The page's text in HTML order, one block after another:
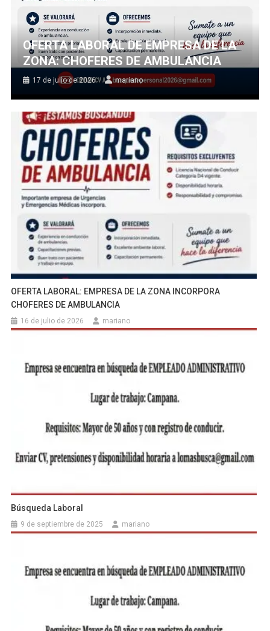
OFERTA LABORAL DE EMPRESA DE LA
ZONA: CHOFERES DE AMBULANCIA
17 de julio de 2026 mariano
OFERTA LABORAL: EMPRESA DE LA ZONA INCORPORA
CHOFERES DE AMBULANCIA
16 de julio de 2026 mariano
Búsqueda Laboral
9 de septiembre de 2025 mariano